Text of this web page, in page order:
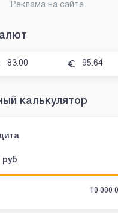
Реклама на сайте
83.00 95.64
калькулятор
руб
10 000